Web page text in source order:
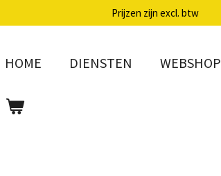
Prijzen zijn excl. btw
HOME DIENSTEN WEBSHOP